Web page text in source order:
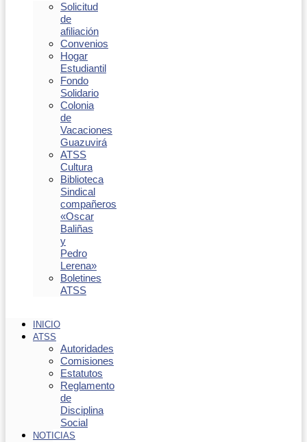
Solicitud
de
afiliación
Convenios
Hogar
Estudiantil
Fondo
Solidario
Colonia
de
Vacaciones
Guazuvirá
ATSS
Cultura
Biblioteca
Sindical
compañeros
«Oscar
Baliñas
y
Pedro
Lerena»
Boletines
ATSS
INICIO
ATSS
Autoridades
Comisiones
Estatutos
Reglamento
de
Disciplina
Social
NOTICIAS